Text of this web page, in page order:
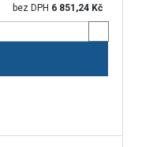
bez DPH 6 851,24 Kč